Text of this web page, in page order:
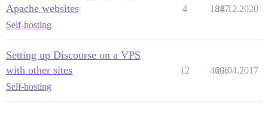
Apache websites
Self-hosting
4 1847
28.12.2020
Setting up Discourse on a VPS
with other sites
Self-hosting
12 4606
23.04.2017